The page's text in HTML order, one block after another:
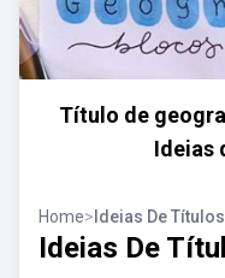
Título de
Ideias
Home> Ideias De
Ideias De